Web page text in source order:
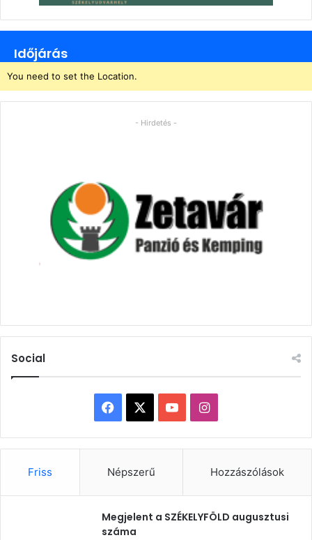
Időjárás
You need to set the Location.
- Hirdetés -
Social
Facebook YouTubeInstagram
Friss Népszerű Hozzászólások
Megjelent a SZÉKELYFÖLD augusztusi
száma